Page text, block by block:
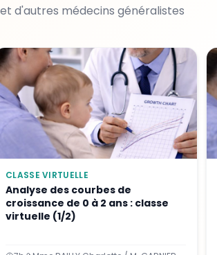
d'autres médecins généralistes
CLASSE VIRTUELLE
Analyse des courbes de
croissance de 0 à 2 ans : classe
virtuelle (1/2)